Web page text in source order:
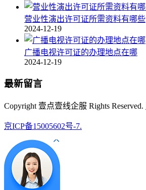
营业性演出许可证所需资料有哪些
2024-12-19
广播电视许可证的办理地点在哪
2024-12-19
最新留言
Copyright 壹点壹线企服 Rights Reserved.
京ICP备15005602号-7.